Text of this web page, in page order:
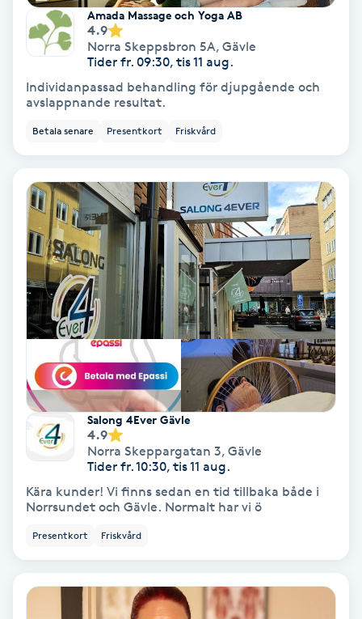
Coachning
Color correction
Cryoterapi
Dermapen
Diamantslipning
Enzympeeling
Extensions
Extensions borttagning
Eyeliner-tatuering
Faceliftmassage
Fet hårbotten
Amada Massage och Yoga AB
4.9
Norra Skeppsbron 5A, Gävle
Tider fr. 09:30, tis 11 aug.
Individanpassad behandling för djupgående och
avslappnande resultat.
Betala senare Presentkort Friskvård
Salong 4Ever Gävle
4.9
Norra Skeppargatan 3, Gävle
Tider fr. 10:30, tis 11 aug.
Kära kunder! Vi finns sedan en tid tillbaka både i
Norrsundet och Gävle. Normalt har vi ö
Presentkort Friskvård